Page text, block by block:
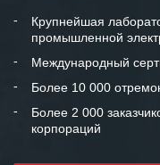
и
Крупнейшая
промышленной
Международный
Более 10 000
Более 2 000
корпораций